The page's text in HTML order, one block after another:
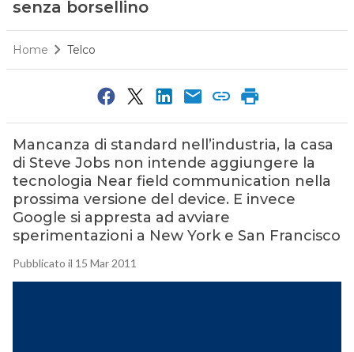
senza borsellino
Home Telco
Mancanza di standard nell’industria, la casa
di Steve Jobs non intende aggiungere la
tecnologia Near field communication nella
prossima versione del device. E invece
Google si appresta ad avviare
sperimentazioni a New York e San Francisco
Pubblicato il 15 Mar 2011